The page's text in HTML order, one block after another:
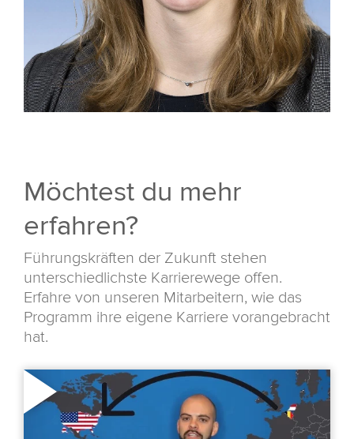
Möchtest du mehr
erfahren?
Führungskräften der Zukunft stehen
unterschiedlichste Karrierewege offen.
Erfahre von unseren Mitarbeitern, wie das
Programm ihre eigene Karriere vorangebracht
hat.